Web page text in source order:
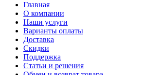
Главная
О компании
Наши услуги
Варианты оплаты
Доставка
Скидки
Поддержка
Статьи и решения